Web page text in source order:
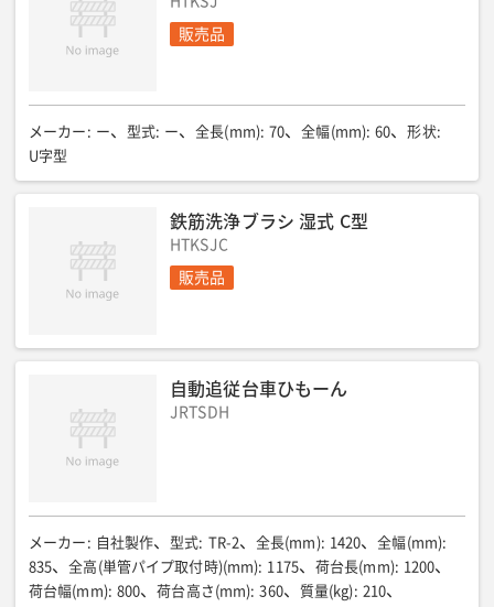
販売品
メーカー : ー 型式: ー 全長(mm): 70 全幅(mm): 60 形状:
U字型
鉄筋洗浄ブラシ 湿式 C型
HTKSJC
販売品
自動追従台車ひもーん
JRTSDH
メーカー : 自社製作 型式: TR-2 全長(mm): 1420 全幅(mm):
835
全高(単管パイプ取付時)(mm): 1175 荷台長(mm): 1200
荷台幅(mm): 800 荷台高さ(mm): 360 質量(kg): 210